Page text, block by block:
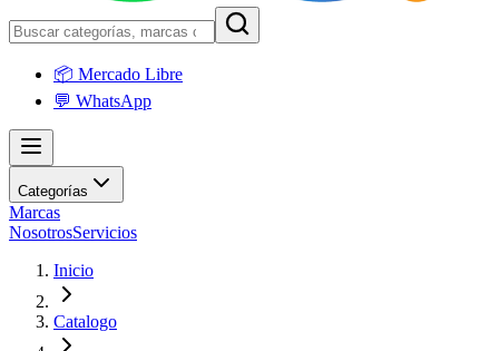
📦 Mercado Libre
💬 WhatsApp
Categorías
Marcas
NosotrosServicios
Inicio
Catalogo